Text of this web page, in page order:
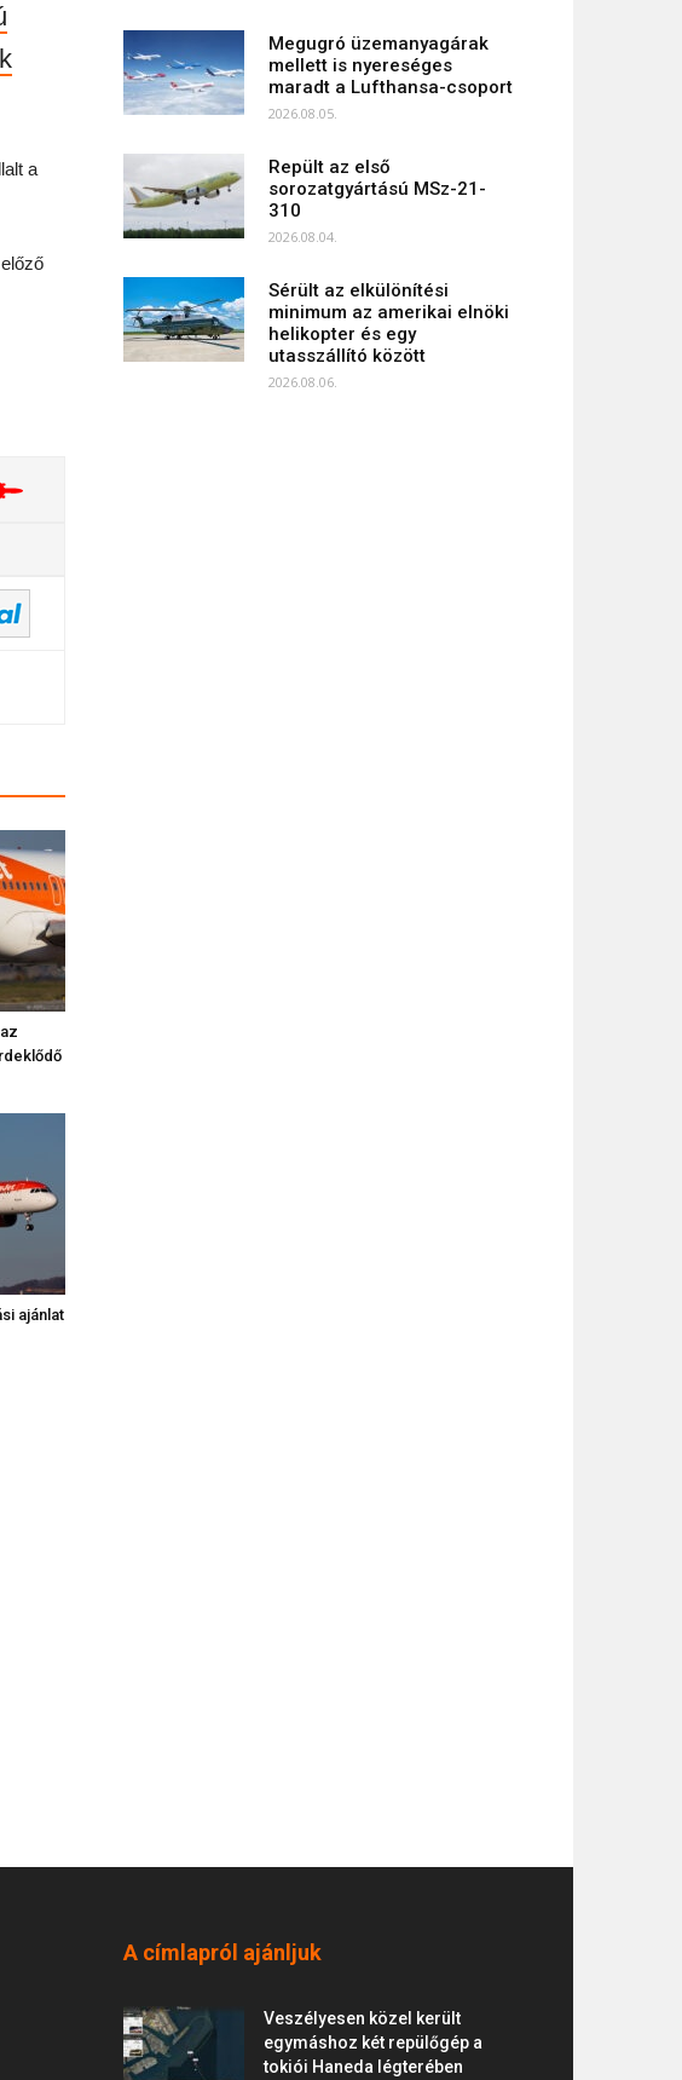
a
ajánlat
Megugró üzemanyagárak
mellett is nyereséges
maradt a Lufthansa-csoport
2026.08.05.
Repült az első
sorozatgyártású MSz-21-
310
2026.08.04.
Sérült az elkülönítési
minimum az amerikai elnöki
helikopter és egy
utasszállító között
2026.08.06.
A címlapról ajánljuk
Veszélyesen közel került
egymáshoz két repülőgép a
tokiói Haneda légterében